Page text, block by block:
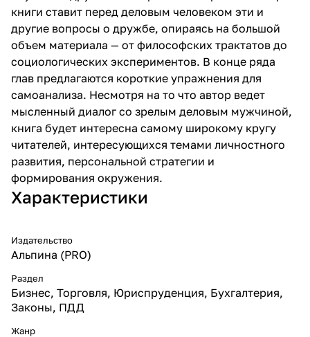
книги ставит перед деловым человеком эти и
другие вопросы о дружбе, опираясь на большой
объем материала — от философских трактатов до
социологических экспериментов. В конце ряда
глав предлагаются короткие упражнения для
самоанализа. Несмотря на то что автор ведет
мысленный диалог со зрелым деловым мужчиной,
книга будет интересна самому широкому кругу
читателей, интересующихся темами личностного
развития, персональной стратегии и
формирования окружения.
Характеристики
Издательство
Альпина (PRO)
Раздел
Бизнес, Торговля, Юриспруденция, Бухгалтерия,
Законы, ПДД
Жанр